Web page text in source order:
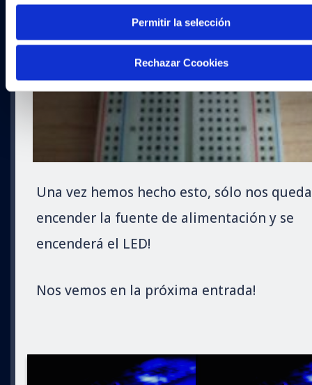
Permitir la selección
Rechazar Ccookies
Una vez hemos hecho esto, sólo nos queda
encender la fuente de alimentación y se
encenderá el LED!
Nos vemos en la próxima entrada!